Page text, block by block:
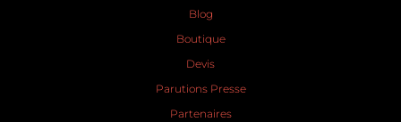
Blog
Boutique
Devis
Parutions Presse
Partenaires